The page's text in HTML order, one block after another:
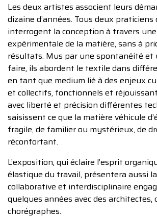
Les deux artistes associent leurs
dizaine d’années. Tous deux
interrogent la conception à travers
expérimentale de la matière, sans à
résultats. Mus par une spontanéité et
faire, ils abordent le textile dans
en tant que medium lié à des enjeux
et collectifs, fonctionnels et
avec liberté et précision différentes
saisissent ce que la matière véhicule
fragile, de familier ou mystérieux, de
réconfortant.
L’exposition, qui éclaire l’esprit
élastique du travail, présentera aussi
collaborative et interdisciplinaire
quelques années avec des architectes,
chorégraphes.